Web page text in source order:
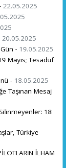
22.05.2025
20.05.2025
- 19.05.2025
Mayıs; Tesadüf
- 18.05.2025
Taşınan Mesaj
18
Türkiye
İLHAM